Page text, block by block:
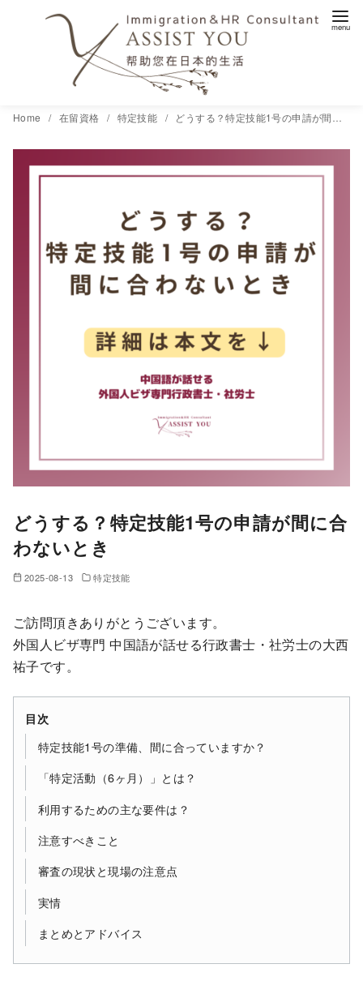
Home 在留資格 特定技能 どうする？特定技能1号の申請が間に合わないとき
どうする？特定技能1号の申請が間に合
わないとき
2025-08-13 特定技能
ご訪問頂きありがとうございます。
外国人ビザ専門 中国語が話せる行政書士・社労士の大西
祐子です。
目次
特定技能1号の準備、間に合っていますか？
「特定活動（6ヶ月）」とは？
利用するための主な要件は？
注意すべきこと
審査の現状と現場の注意点
実情
まとめとアドバイス